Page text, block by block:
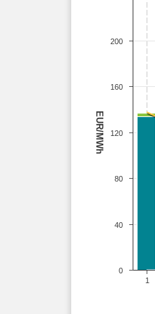
EUR/MWh
1
0
40
80
120
160
200